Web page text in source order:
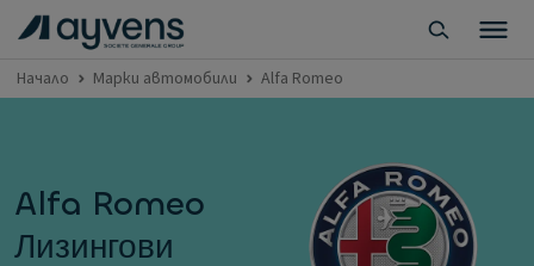
Начало Марки автомобили Alfa Romeo
Alfa Romeo
Лизингови